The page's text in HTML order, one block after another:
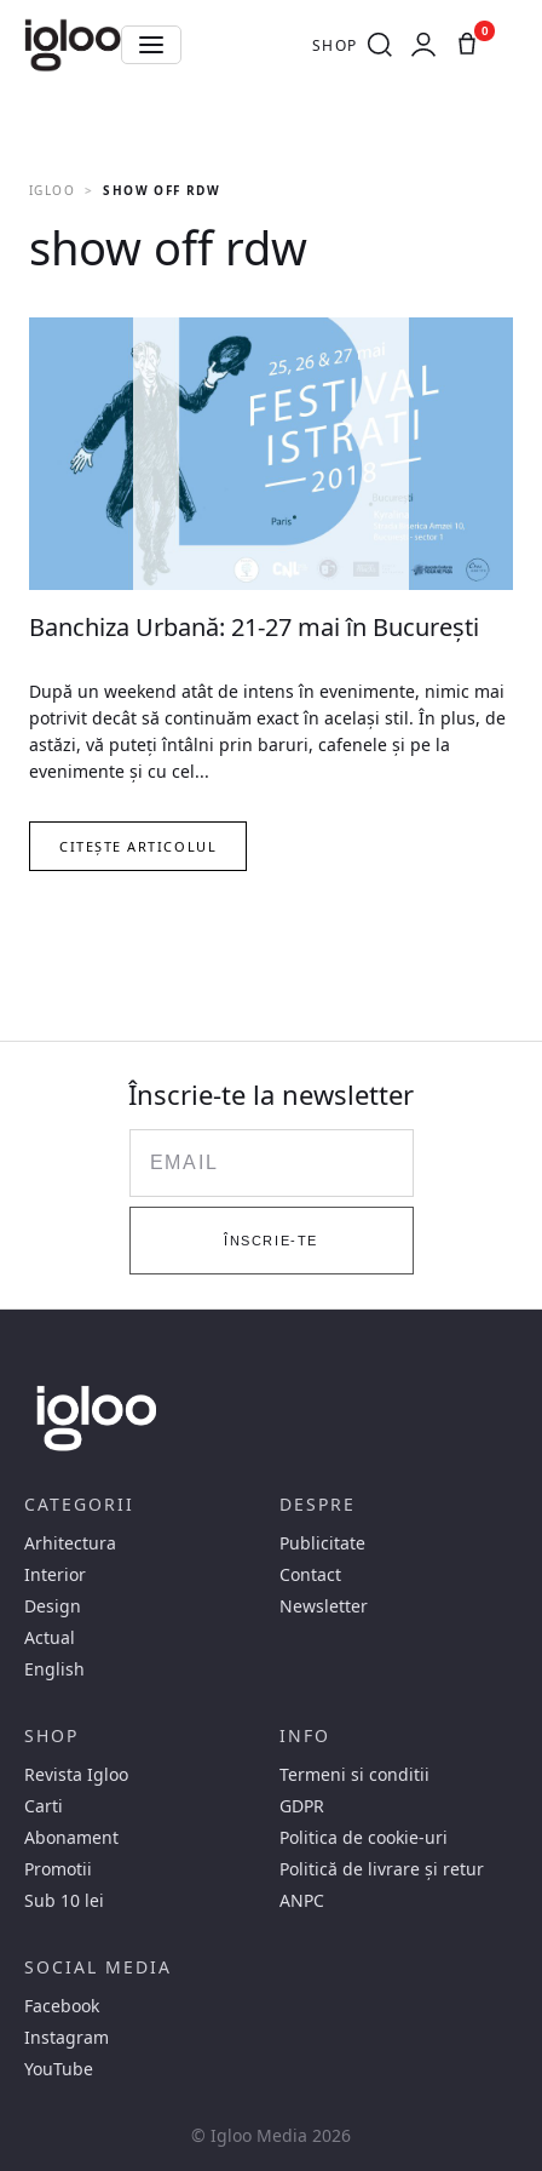
SHOP
0
IGLOO SHOW OFF RDW
show off rdw
Banchiza Urbană: 21-27 mai în București
După un weekend atât de intens în evenimente, nimic mai
potrivit decât să continuăm exact în același stil. În plus, de
astăzi, vă puteți întâlni prin baruri, cafenele și pe la
evenimente și cu cel...
CITEȘTE ARTICOLUL
Înscrie-te la newsletter
ÎNSCRIE-TE
CATEGORII
Arhitectura
Interior
Design
Actual
English
DESPRE
Publicitate
Contact
Newsletter
SHOP
Revista Igloo
Carti
Abonament
Promotii
Sub 10 lei
INFO
Termeni si conditii
GDPR
Politica de cookie-uri
Politică de livrare și retur
ANPC
SOCIAL MEDIA
Facebook
Instagram
YouTube
© Igloo Media 2026